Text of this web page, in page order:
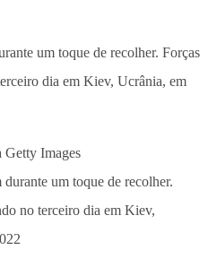
um toque de recolher. Forças
dia em Kiev, Ucrânia, em
Images